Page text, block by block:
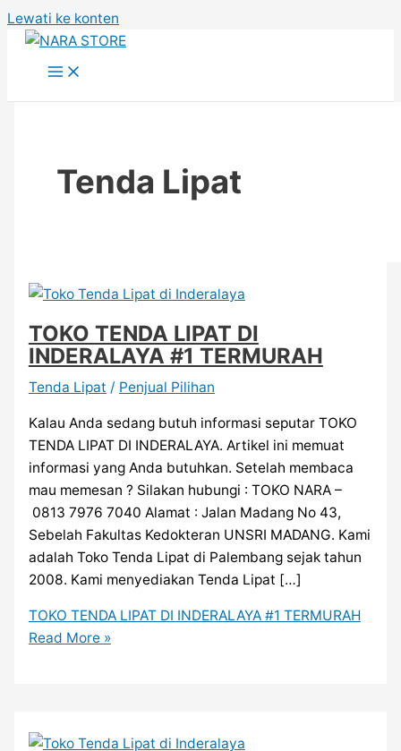
Lewati ke konten
Tenda Lipat
TOKO TENDA LIPAT DI
INDERALAYA #1 TERMURAH
Tenda Lipat / Penjual Pilihan
Kalau Anda sedang butuh informasi seputar TOKO
TENDA LIPAT DI INDERALAYA. Artikel ini memuat
informasi yang Anda butuhkan. Setelah membaca
mau memesan ? Silakan hubungi : TOKO NARA –
0813 7976 7040 Alamat : Jalan Madang No 43,
Sebelah Fakultas Kedokteran UNSRI MADANG. Kami
adalah Toko Tenda Lipat di Palembang sejak tahun
2008. Kami menyediakan Tenda Lipat […]
TOKO TENDA LIPAT DI INDERALAYA #1 TERMURAH
Read More »